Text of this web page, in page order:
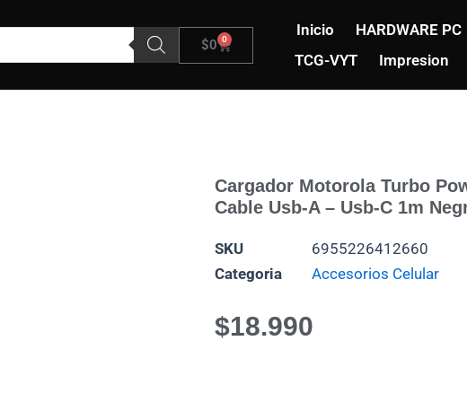
$0 0
Carrito
Inicio HARDWARE PC
TCG-VYT
Impresion
Cargador Motorola Turbo
Cable Usb-A – Usb-C 1m
SKU
6955226412660
Categoria
Accesorios Celular
$18.990